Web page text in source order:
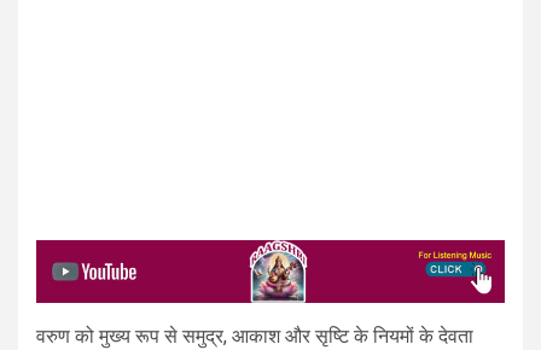
वरुण को मुख्य रूप से समुद्र, आकाश और सृष्टि के नियमों के देवता